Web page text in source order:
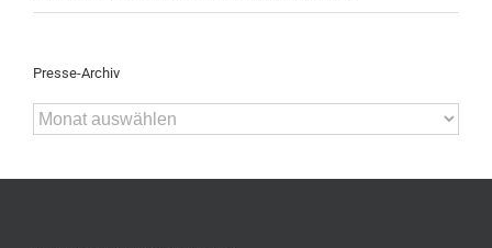
Presse-Archiv
Presse-
Archiv